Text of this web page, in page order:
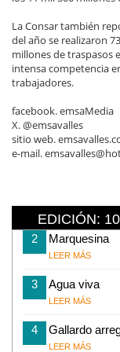
La Consar también
del año se realizaron
millones de traspasos
intensa competencia
trabajadores.
facebook. emsaMedia
X. @emsavalles
sitio web.
e-mail.
EDICIÓN:
2 Marquesina
LEER MÁS
3 Agua viva
LEER MÁS
4 Gallardo
LEER MÁS